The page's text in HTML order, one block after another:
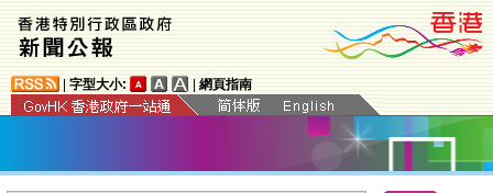
字型大小: 網頁指南